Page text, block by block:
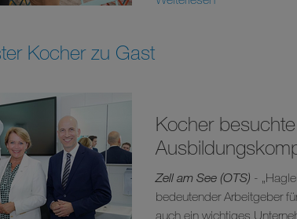
Kocher zu Gast
Kocher
Zell am See (OTS) -
bedeutender Arbeitgeber
auch ein wichtiges